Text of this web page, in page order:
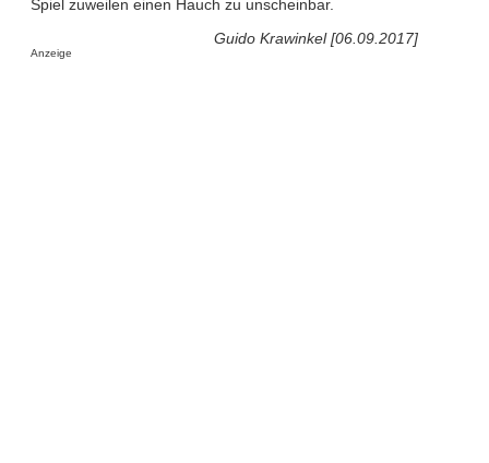
Spiel zuweilen einen Hauch zu unscheinbar.
Guido Krawinkel [06.09.2017]
Anzeige